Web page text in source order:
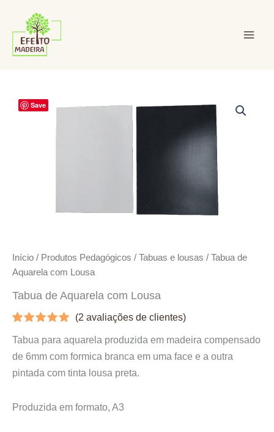
conteúdo
Save
Início / Produtos Pedagógicos / Tabuas e lousas / Tabua de
Aquarela com Lousa
Tabua de Aquarela com Lousa
como 5.00
de 5, com
baseado
em
avaliações
(2 avaliações de clientes)
Tabua para aquarela produzida em madeira compensado
de 6mm com formica branca em uma face e a outra
pintada com tinta lousa preta.
Produzida em formato, A3